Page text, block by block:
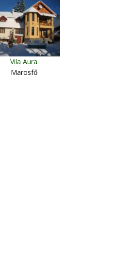
Vila Aura
Marosfő